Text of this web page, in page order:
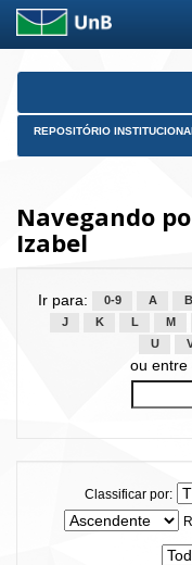
Skip
REPOSITÓRIO
Navegando
Izabel
Ir para: 0-9 A B
J
K L M
U
ou entre
Classificar por: